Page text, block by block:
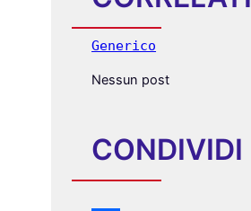
Generico
Nessun post
CONDIVIDI